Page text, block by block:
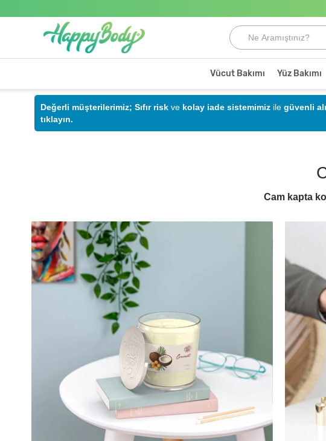
Vücut Bakımı Yüz Bakımı
Değerli müşterilerimiz; Sıfır risk ve kolay iade sistemimiz ile güvenli
tıklayın.
Cam kapta